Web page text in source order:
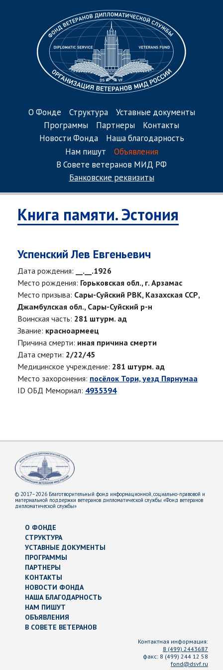
О Фонде Структура
Уставные документы
Программы
Партнеры
Контакты
Новости Фонда
Наша благодарность
Нам пишут
Объявления
В Совете ветеранов МИД РФ
Банковские реквизиты
Книга памяти. Эстония
Успенский Лев Евгеньевич
Дата рождения:
__.__.1926
Место рождения: Горьковская обл., г. Арзамас
Место призыва: Сары-Суйский РВК, Казахская ССР,
Джамбулская обл., Сары-Суйский р-н
Воинская часть: 281 штурм. ад
Звание: красноармеец
Причина смерти: иная причина смерти
Дата смерти: 2/22/45
Медицинское учреждение: 281 штурм. ад
Место захоронения: посёлок Тори, уезд Пярнумаа
ID ОБД Мемориал: 4935394
© 2017–2026 Благотворительный фонд информационной, социально-правовой и
материальной поддержки ветеранов дипломатической службы «Фонд ветеранов
дипломатической службы»
О ФОНДЕ
СТРУКТУРА
УСТАВНЫЕ ДОКУМЕНТЫ
ПРОГРАММЫ
ПАРТНЕРЫ
КОНТАКТЫ
НОВОСТИ ФОНДА
НАША БЛАГОДАРНОСТЬ
НАМ ПИШУТ
ОБЪЯВЛЕНИЯ
В СОВЕТЕ ВЕТЕРАНОВ
Контактная информация:
8 (499) 2443687
факс: 8 (499) 244 12 58
fond@dsvf.ru